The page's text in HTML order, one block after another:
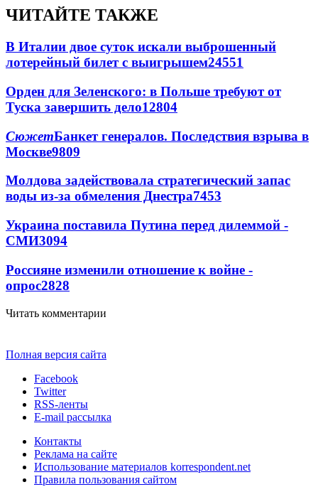
ЧИТАЙТЕ ТАКЖЕ
В Италии двое суток искали выброшенный
лотерейный билет с выигрышем24551
Орден для Зеленского: в Польше требуют от
Туска завершить дело12804
СюжетБанкет генералов. Последствия взрыва в
Москве9809
Молдова задействовала стратегический запас
воды из-за обмеления Днестра7453
Украина поставила Путина перед дилеммой -
СМИ3094
Россияне изменили отношение к войне -
опрос2828
Читать комментарии
Полная версия сайта
Facebook
Twitter
RSS-ленты
E-mail рассылка
Контакты
Реклама на сайте
Использование материалов korrespondent.net
Правила пользования сайтом